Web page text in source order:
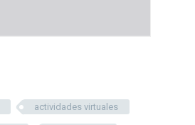
actividades virtuales